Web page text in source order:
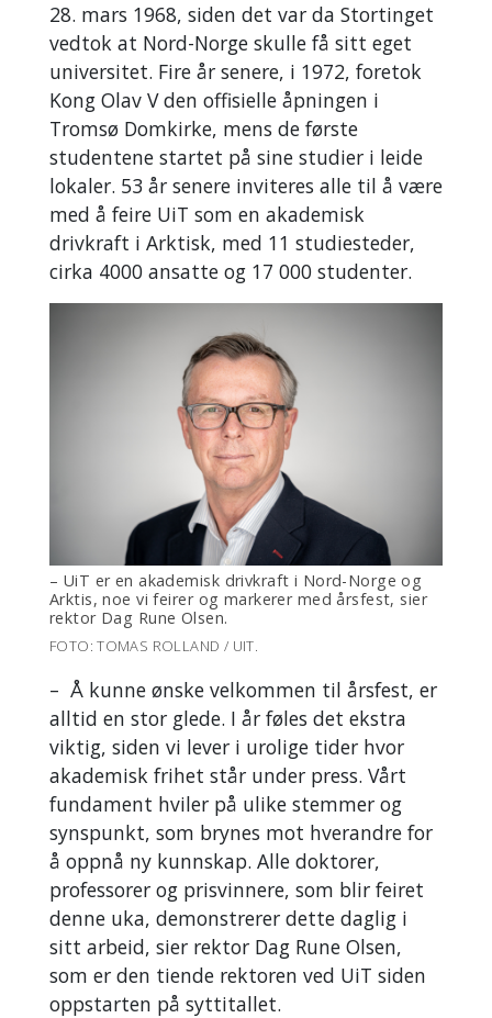
28. mars 1968, siden det var da Stortinget
vedtok at Nord-Norge skulle få sitt eget
universitet. Fire år senere, i 1972, foretok
Kong Olav V den offisielle åpningen i
Tromsø Domkirke, mens de første
studentene startet på sine studier i leide
lokaler. 53 år senere inviteres alle til å være
med å feire UiT som en akademisk
drivkraft i Arktisk, med 11 studiesteder,
cirka 4000 ansatte og 17 000 studenter.
– UiT er en akademisk drivkraft i Nord-Norge og
Arktis, noe vi feirer og markerer med årsfest, sier
rektor Dag Rune Olsen.
FOTO: TOMAS ROLLAND / UIT.
– Å kunne ønske velkommen til årsfest, er
alltid en stor glede. I år føles det ekstra
viktig, siden vi lever i urolige tider hvor
akademisk frihet står under press. Vårt
fundament hviler på ulike stemmer og
synspunkt, som brynes mot hverandre for
å oppnå ny kunnskap. Alle doktorer,
professorer og prisvinnere, som blir feiret
denne uka, demonstrerer dette daglig i
sitt arbeid, sier rektor Dag Rune Olsen,
som er den tiende rektoren ved UiT siden
oppstarten på syttitallet.